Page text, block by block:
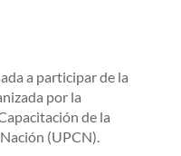
a participar de la
por la
de la
(UPCN).